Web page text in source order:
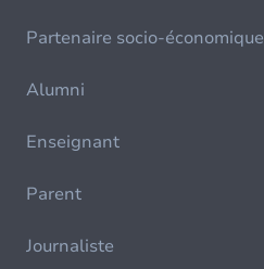
Partenaire socio-économique
Alumni
Enseignant
Parent
Journaliste